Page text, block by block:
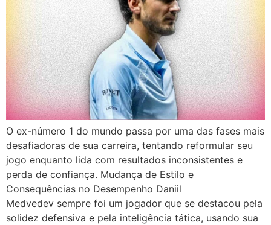
O ex-número 1 do mundo passa por uma das fases mais
desafiadoras de sua carreira, tentando reformular seu
jogo enquanto lida com resultados inconsistentes e
perda de confiança. Mudança de Estilo e
Consequências no Desempenho Daniil
Medvedev sempre foi um jogador que se destacou pela
solidez defensiva e pela inteligência tática, usando sua